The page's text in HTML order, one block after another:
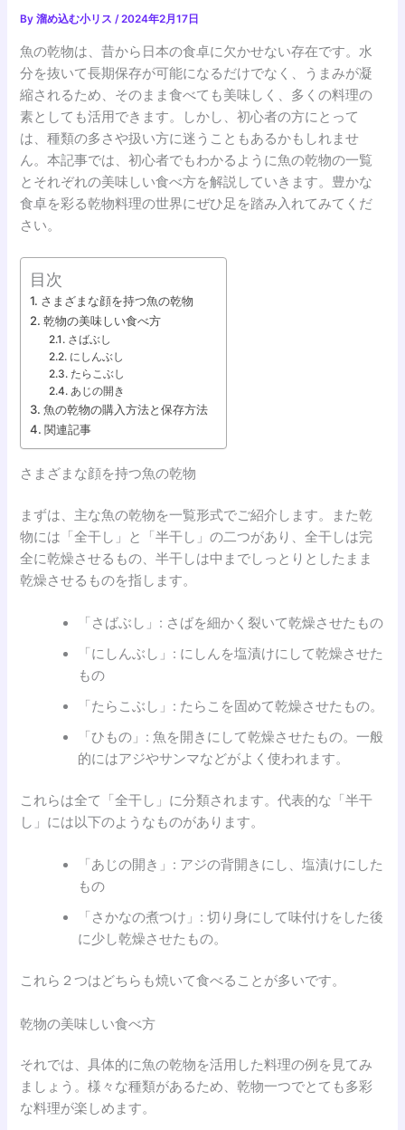
By溜め込む小リス/2024年2月17日
魚の乾物は、昔から日本の食卓に欠かせない存在です。水
分を抜いて長期保存が可能になるだけでなく、うまみが凝
縮されるため、そのまま食べても美味しく、多くの料理の
素としても活用できます。しかし、初心者の方にとって
は、種類の多さや扱い方に迷うこともあるかもしれませ
ん。本記事では、初心者でもわかるように魚の乾物の一覧
とそれぞれの美味しい食べ方を解説していきます。豊かな
食卓を彩る乾物料理の世界にぜひ足を踏み入れてみてくだ
さい。
目次
さまざまな顔を持つ魚の乾物
乾物の美味しい食べ方
さばぶし
にしんぶし
たらこぶし
あじの開き
魚の乾物の購入方法と保存方法
関連記事
さまざまな顔を持つ魚の乾物
まずは、主な魚の乾物を一覧形式でご紹介します。また乾
物には「全干し」と「半干し」の二つがあり、全干しは完
全に乾燥させるもの、半干しは中までしっとりとしたまま
乾燥させるものを指します。
「さばぶし」: さばを細かく裂いて乾燥させたもの
「にしんぶし」: にしんを塩漬けにして乾燥させた
もの
「たらこぶし」: たらこを固めて乾燥させたもの。
「ひもの」: 魚を開きにして乾燥させたもの。一般
的にはアジやサンマなどがよく使われます。
これらは全て「全干し」に分類されます。代表的な「半干
し」には以下のようなものがあります。
「あじの開き」: アジの背開きにし、塩漬けにした
もの
「さかなの煮つけ」: 切り身にして味付けをした後
に少し乾燥させたもの。
これら２つはどちらも焼いて食べることが多いです。
乾物の美味しい食べ方
それでは、具体的に魚の乾物を活用した料理の例を見てみ
ましょう。様々な種類があるため、乾物一つでとても多彩
な料理が楽しめます。